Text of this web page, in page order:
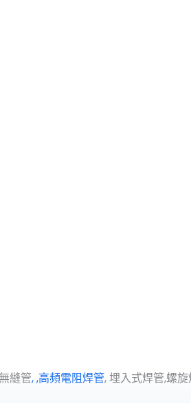
縫管, ,高頻電阻焊管, 埋入式焊管,螺